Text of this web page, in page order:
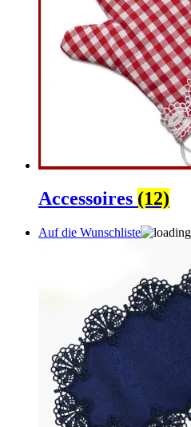
Accessoires (12)
Auf die Wunschliste